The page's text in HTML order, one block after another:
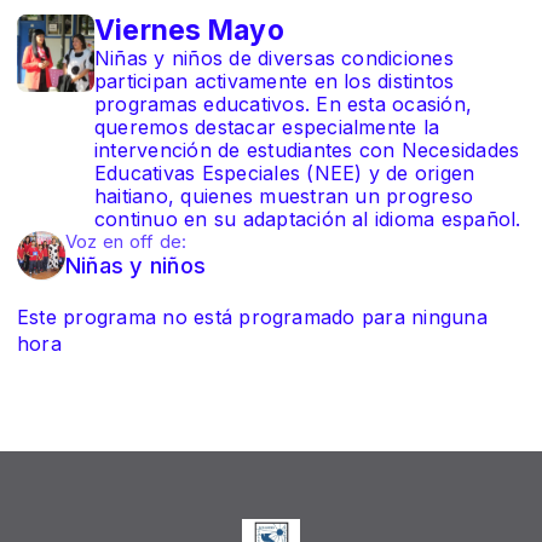
Viernes Mayo
Niñas y niños de diversas condiciones
participan activamente en los distintos
programas educativos. En esta ocasión,
queremos destacar especialmente la
intervención de estudiantes con Necesidades
Educativas Especiales (NEE) y de origen
haitiano, quienes muestran un progreso
continuo en su adaptación al idioma español.
Voz en off de:
Niñas y niños
Este programa no está programado para ninguna
hora